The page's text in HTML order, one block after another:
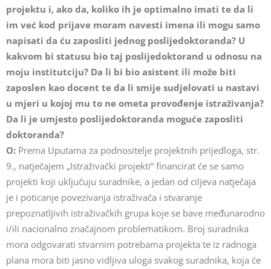
projektu i, ako da, koliko ih je optimalno imati te da li
im već kod prijave moram navesti imena ili mogu samo
napisati da ću zaposliti jednog poslijedoktoranda? U
kakvom bi statusu bio taj poslijedoktorand u odnosu na
moju institutciju? Da li bi bio asistent ili može biti
zaposlen kao docent te da li smije sudjelovati u nastavi
u mjeri u kojoj mu to ne ometa provođenje istraživanja?
Da li je umjesto poslijedoktoranda moguće zaposliti
doktoranda?
O: Prema Uputama za podnositelje projektnih prijedloga, str.
9., natječajem „Istraživački projekti“ financirat će se samo
projekti koji uključuju suradnike, a jedan od ciljeva natječaja
je i poticanje povezivanja istraživača i stvaranje
prepoznatljivih istraživačkih grupa koje se bave međunarodno
i/ili nacionalno značajnom problematikom. Broj suradnika
mora odgovarati stvarnim potrebama projekta te iz radnoga
plana mora biti jasno vidljiva uloga svakog suradnika, koja će